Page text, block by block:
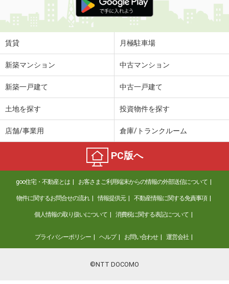
賃貸 月極駐車場
新築マンション 中古マンション
新築一戸建て 中古一戸建て
土地を探す 投資物件を探す
店舗/事業用 倉庫/トランクルーム
PC版へ
goo住宅・不動産とは お客さまご利用端末からの情報の外部送信について
物件に関するお問合せの流れ 情報提供元 不動産情報に関する免責事項
個人情報の取り扱いについて 消費税に関する表記について
プライバシーポリシー ヘルプ お問い合わせ 運営会社
©NTT DOCOMO